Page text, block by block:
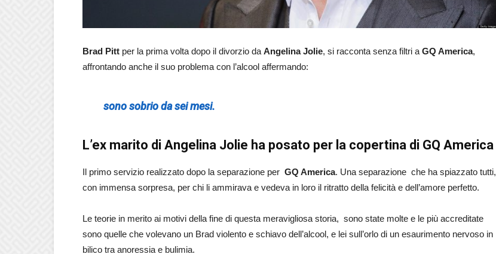
Brad Pitt per la prima volta dopo il divorzio da Angelina Jolie, si racconta senza filtri a GQ America,
affrontando anche il suo problema con l’alcool affermando:
sono sobrio da sei mesi.
L’ex marito di Angelina Jolie ha posato per la copertina di GQ America
Il primo servizio realizzato dopo la separazione per GQ America. Una separazione che ha spiazzato tutti,
con immensa sorpresa, per chi li ammirava e vedeva in loro il ritratto della felicità e dell’amore perfetto.
Le teorie in merito ai motivi della fine di questa meravigliosa storia, sono state molte e le più accreditate
sono quelle che volevano un Brad violento e schiavo dell’alcool, e lei sull’orlo di un esaurimento nervoso in
bilico tra anoressia e bulimia.